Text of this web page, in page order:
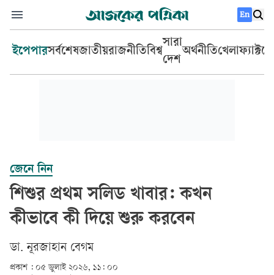
En
ইপেপারসর্বশেষজাতীয়রাজনীতিবিশ্ব
সারা
দেশ
অর্থনীতিখেলা
জেনে নিন
শিশুর প্রথম সলিড খাবার: কখন
কীভাবে কী দিয়ে শুরু করবেন
ডা. নূরজাহান বেগম
প্রকাশ : ০৫ জুলাই ২০২৬, ১১: ০০